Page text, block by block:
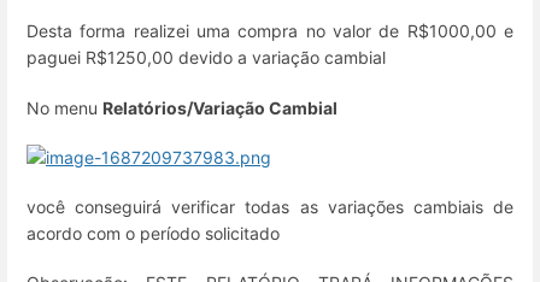
Desta forma realizei uma compra no valor de R$1000,00 e
paguei R$1250,00 devido a variação cambial
No menu Relatórios/Variação Cambial
você conseguirá verificar todas as variações cambiais de
acordo com o período solicitado